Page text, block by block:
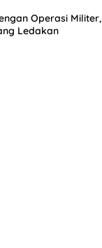
Operasi Militer,
Ledakan